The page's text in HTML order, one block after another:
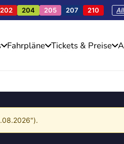
202 204 205 207 210
Fahrpläne Tickets & Preise